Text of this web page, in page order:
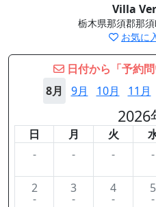
Villa
栃木県那須郡那
お気に
日付から「予約
8月
9月 10月 11月
2026
日 月 火
-
- - -
2
-
3
-
4
-
5
-